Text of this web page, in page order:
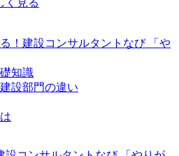
！建設コンサルタントなび 「や
知識
設部門の違い